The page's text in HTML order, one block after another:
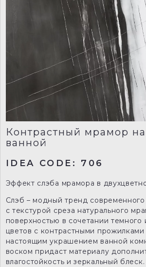
Контрастный мрамор на
ванной
IDEA CODE: 706
Эффект слэба мрамора в
Слэб – модный тренд
с текстурой среза натурального
поверхностью в сочетании темного
цветов с контрастными прожилками
настоящим украшением ванной
воском придаст материалу
влагостойкость и зеркальный блеск.